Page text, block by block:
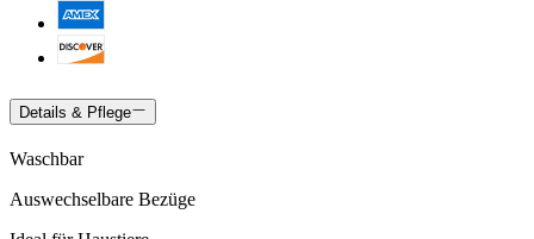
Details & Pflege
Waschbar
Auswechselbare Bezüge